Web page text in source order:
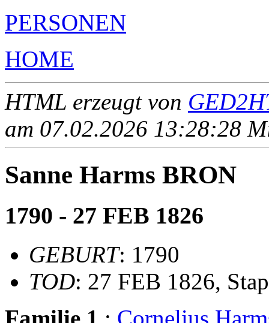
PERSONEN
HOME
HTML erzeugt von
am 07.02.2026 13:28:28
Sanne Harms BRON
1790 - 27 FEB 1826
GEBURT: 1790
TOD: 27 FEB 1826,